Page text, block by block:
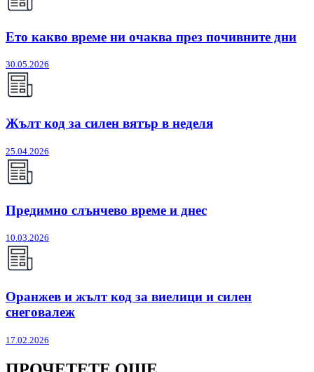
Ето какво време ни очаква през почивните дни
30.05.2026
Жълт код за силен вятър в неделя
25.04.2026
Предимно слънчево време и днес
10.03.2026
Оранжев и жълт код за виелици и силен
снеговалеж
17.02.2026